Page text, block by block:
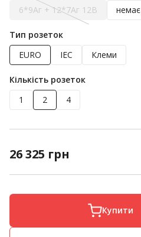
6*9Аг + 12*7Аг 12B
немає
Тип розеток
EURO
IEC Клеми
Кількість розеток
1
2 4
26 325 грн
Купити